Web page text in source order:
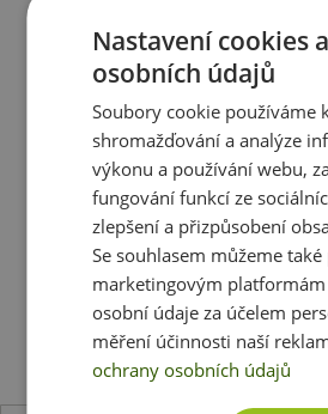
Složení:
lískové ořechy
Ještě jste si
Doporučujeme vám
Nastavení cookies a
osobních údajů
Soubory cookie používáme
shromažďování a analýze
výkonu a používání webu,
fungování funkcí ze
zlepšení a přizpůsobení
Se souhlasem můžeme
marketingovým
osobní údaje za účelem
měření účinnosti naší
ochrany osobních údajů